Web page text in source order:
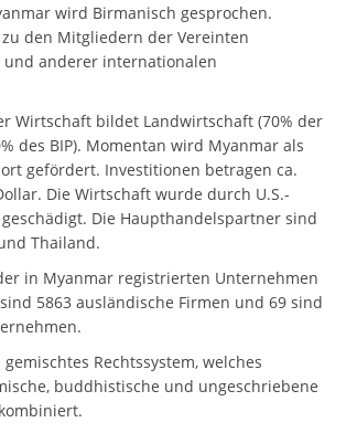
wird Birmanisch gesprochen.
den Mitgliedern der Vereinten
und anderer internationalen
Wirtschaft bildet Landwirtschaft (70% der
des BIP). Momentan wird Myanmar als
gefördert. Investitionen betragen ca.
Die Wirtschaft wurde durch U.S.-
Die Haupthandelspartner sind
Thailand.
in Myanmar registrierten Unternehmen
5863 ausländische Firmen und 69 sind
Rechtssystem, welches
buddhistische und ungeschriebene